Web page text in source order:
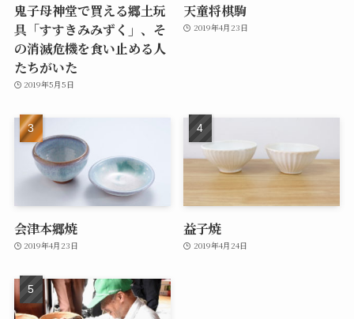
鬼子母神堂で買える郷土玩
具「すすきみみずく」、そ
の消滅危機を食い止める人
たちがいた
2019年5月5日
天童将棋駒
2019年4月23日
会津本郷焼
2019年4月23日
益子焼
2019年4月24日